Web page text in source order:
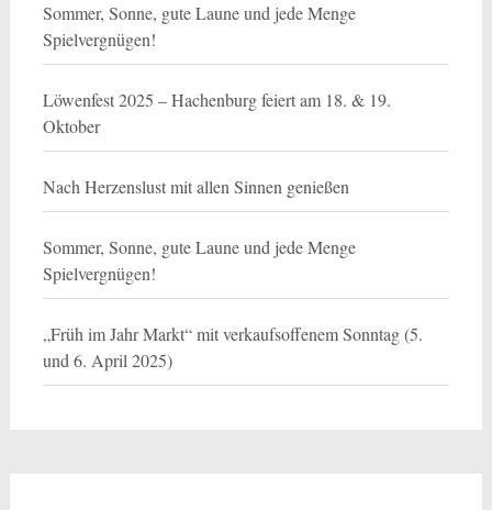
Sommer, Sonne, gute Laune und jede Menge
Spielvergnügen!
Löwenfest 2025 – Hachenburg feiert am 18. & 19.
Oktober
Nach Herzenslust mit allen Sinnen genießen
Sommer, Sonne, gute Laune und jede Menge
Spielvergnügen!
„Früh im Jahr Markt“ mit verkaufsoffenem Sonntag (5.
und 6. April 2025)